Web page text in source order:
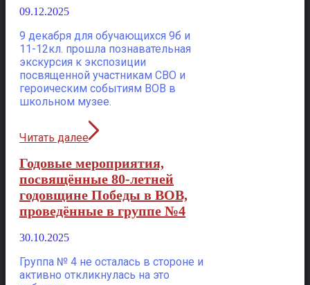
09.12.2025
9 декабря для обучающихся 9б и
11-12кл. прошла познавательная
экскурсия к экспозиции
посвященной участникам СВО и
героическим событиям ВОВ в
школьном музее.
Читать далее
Годовые мероприятия,
посвящённые 80-летней
годовщине Победы в ВОВ,
проведённые в группе №4
30.10.2025
Группа № 4 не осталась в стороне и
активно откликнулась на это